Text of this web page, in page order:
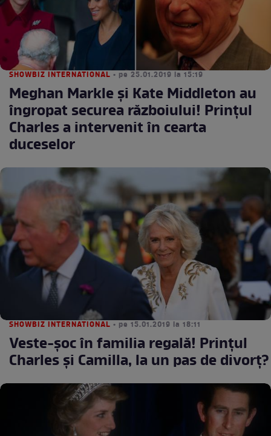
SHOWBIZ INTERNATIONAL • pe 25.01.2019 la 15:19
Meghan Markle și Kate Middleton au
îngropat securea războiului! Prințul
Charles a intervenit în cearta
duceselor
SHOWBIZ INTERNATIONAL • pe 15.01.2019 la 18:11
Veste-șoc în familia regală! Prințul
Charles și Camilla, la un pas de divorț?